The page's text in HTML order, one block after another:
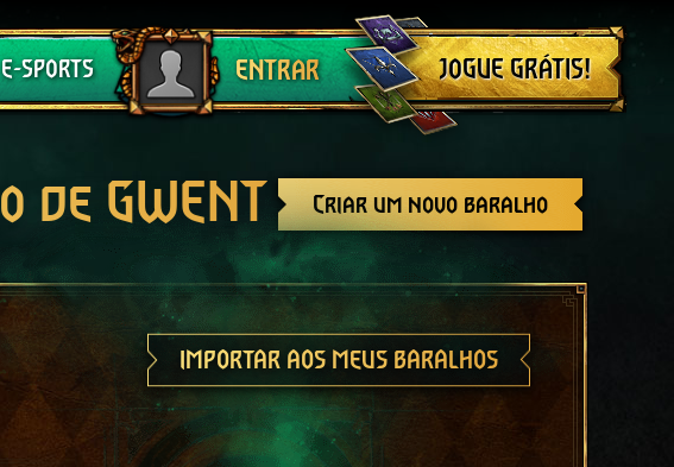
E-SPORTS ENTRAR
Sair
JOGUE GRÁTIS!
Criar um novo baralho
GWENT
IMPORTAR AOS MEUS BARALHOS